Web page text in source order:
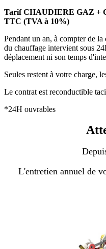
Tarif CHAUDIERE GAZ +
TTC (TVA à 10%)
Pendant un an, à compter de
du chauffage intervient sous
déplacement ni son temps
Seules restent à votre charge,
Le contrat est reconductible
*24H ouvrables
L'entretien annuel de